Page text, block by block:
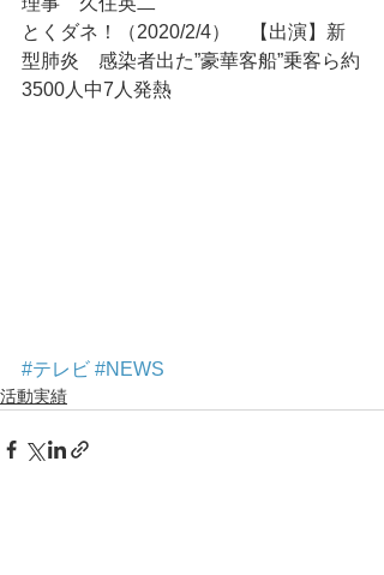
とくダネ！（2020/2/4）　【出演】新
型肺炎　感染者出た”豪華客船”乗客ら約
3500人中7人発熱
#テレビ #NEWS
活動実績